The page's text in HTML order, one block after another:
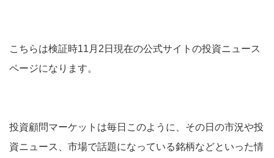
こちらは検証時11月2日現在の公式サイトの投資ニュース
ページになります。
投資顧問マーケットは毎日このように、その日の市況や投
資ニュース、市場で話題になっている銘柄などといった情